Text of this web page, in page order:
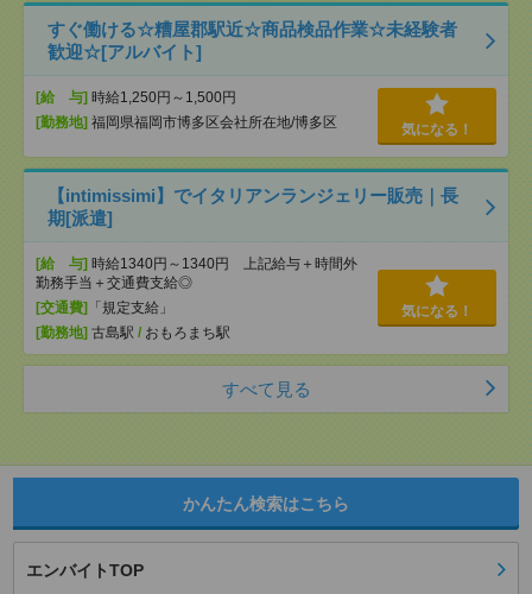
すぐ働ける☆糟屋郡駅近☆商品検品作業☆未経験者
歓迎☆[アルバイト]
[給 与] 時給1,250円～1,500円
[勤務地] 福岡県福岡市博多区会社所在地/博多区 気になる！
【intimissimi】でイタリアンランジェリー販売｜長
期[派遣]
[給 与] 時給1340円～1340円 上記給与＋時間外
勤務手当＋交通費支給◎
[交通費]
「規定支給」
[勤務地] 古島駅 / おもろまち駅
気になる！
すべて見る
かんたん検索はこちら
エンバイトTOP